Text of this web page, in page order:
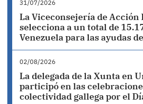
31/07/2026
La Viceconsejería de
selecciona a un total de
Venezuela para las ayudas
02/08/2026
La delegada de la Xunta en
participó en las
colectividad gallega por el